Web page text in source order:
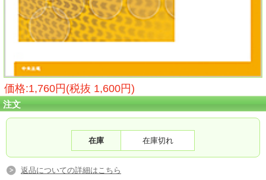
価格:1,760円(税抜 1,600円)
注文
在庫 在庫切れ
返品についての詳細はこちら